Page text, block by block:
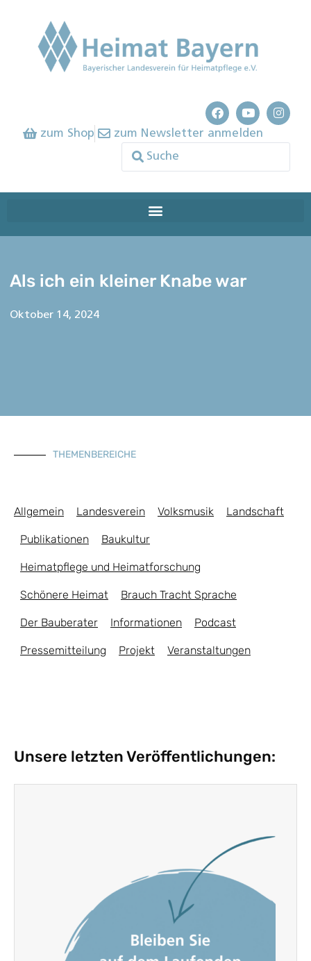
zum Shop zum Newsletter anmelden
Als ich ein kleiner Knabe war
Oktober 14, 2024
THEMENBEREICHE
Allgemein Landesverein Volksmusik Landschaft
Publikationen Baukultur
Heimatpflege und Heimatforschung
Schönere Heimat Brauch Tracht Sprache
Der Bauberater Informationen Podcast
Pressemitteilung Projekt Veranstaltungen
Unsere letzten Veröffentlichungen: